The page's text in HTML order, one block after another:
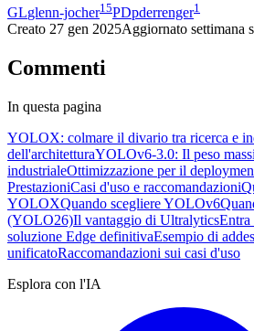
GLglenn-jocher15PDpderrenger1
Creato 27 gen 2025Aggiornato settimana
Commenti
In questa pagina
YOLOX: colmare il divario tra ricerca e
dell'architetturaYOLOv6-3.0: Il peso
industrialeOttimizzazione per il
PrestazioniCasi d'uso e raccomandazioni
YOLOXQuando scegliere YOLOv6
(YOLO26)Il vantaggio di Ultralytics
soluzione Edge definitivaEsempio di
unificatoRaccomandazioni sui casi d'uso
Esplora con l'IA